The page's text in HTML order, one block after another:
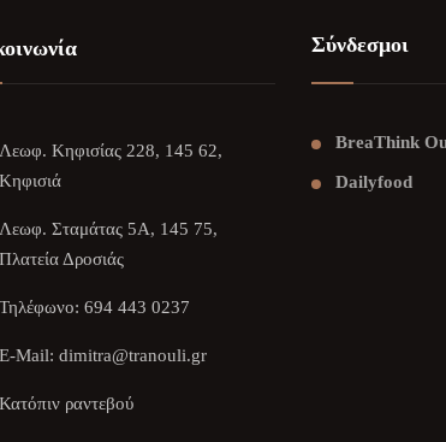
Λεωφ. Κηφισίας 228, 145 62,
Κηφισιά
Λεωφ. Σταμάτας 5Α, 145 75,
Πλατεία Δροσιάς
Τηλέφωνο: 694 443 0237
E-Mail: dimitra@tranouli.gr
Κατόπιν ραντεβού
Σύνδεσμοι
BreaThink
Dailyfood